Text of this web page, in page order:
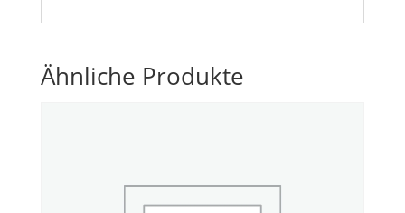
Ähnliche Produkte